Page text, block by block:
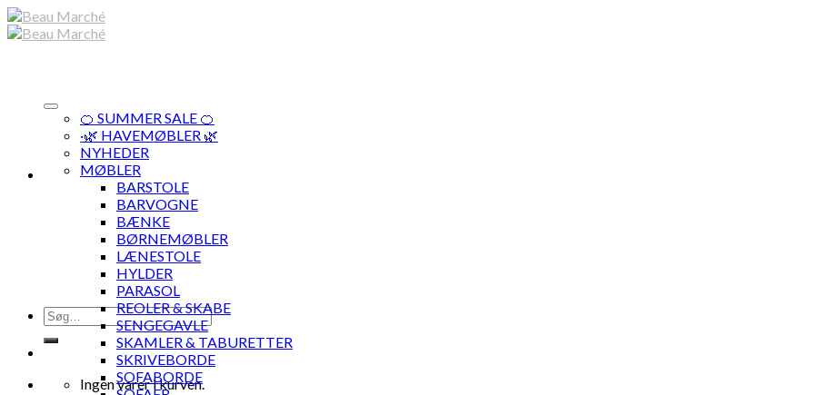
Skip
to
Søg
efter:
Ingen varer i kurven.
🍊 SUMMER SALE 🍊
·🌿 HAVEMØBLER 🌿
NYHEDER
MØBLER
BARSTOLE
BARVOGNE
BÆNKE
BØRNEMØBLER
LÆNESTOLE
HYLDER
PARASOL
REOLER & SKABE
SENGEGAVLE
SKAMLER & TABURETTER
SKRIVEBORDE
SOFABORDE